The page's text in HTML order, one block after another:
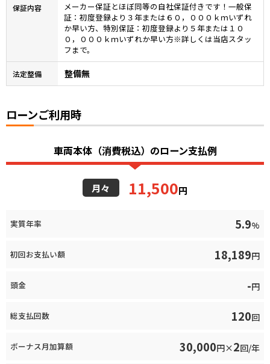
保証内容
メーカー保証とほぼ同等の自社保証付きです！一般保
証：初度登録より３年または６０，０００ｋｍいずれ
か早い方、特別保証：初度登録より５年または１０
０，０００ｋｍいずれか早い方※詳しくは当店スタッ
フまで。
法定整備 整備無
ローンご利用時
車両本体（消費税込）のローン支払例
月々 11,500円
実質年率 5.9%
初回お支払い額 18,189円
頭金 -円
総支払回数 120回
ボーナス月加算額 30,000円×2回/年